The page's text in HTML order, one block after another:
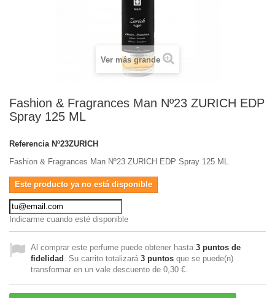
Ver más grande
Fashion & Fragrances Man Nº23 ZURICH EDP
Spray 125 ML
Referencia Nº23ZURICH
Fashion & Fragrances Man Nº23 ZURICH EDP Spray 125 ML
Este producto ya no está disponible
Indicarme cuando esté disponible
Al comprar este perfume puede obtener hasta 3 puntos de
fidelidad . Su carrito totalizará 3 puntos que se puede(n)
transformar en un vale descuento de 0,30 €